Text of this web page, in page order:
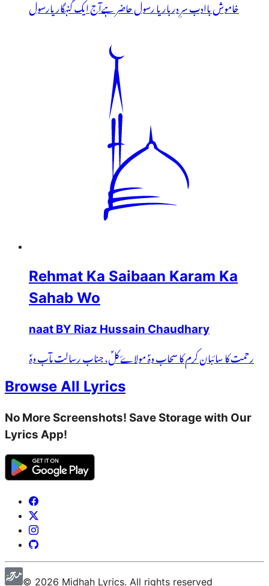
خاموش باادب سرِ دربار یا رسول حاضر ہےآج ایک گنہگار یارسول
Rehmat Ka Saibaan Karam Ka
Sahab Wo
naat BY Riaz Hussain Chaudhary
رحمت کا سائبان کرم کا سحاب وہؐ مولاۓ کلؐ، جناب رسالت مآب وہؐ
Browse All Lyrics
No More Screenshots! Save Storage with Our
Lyrics App!
© 2026 Midhah Lyrics. All rights reserved